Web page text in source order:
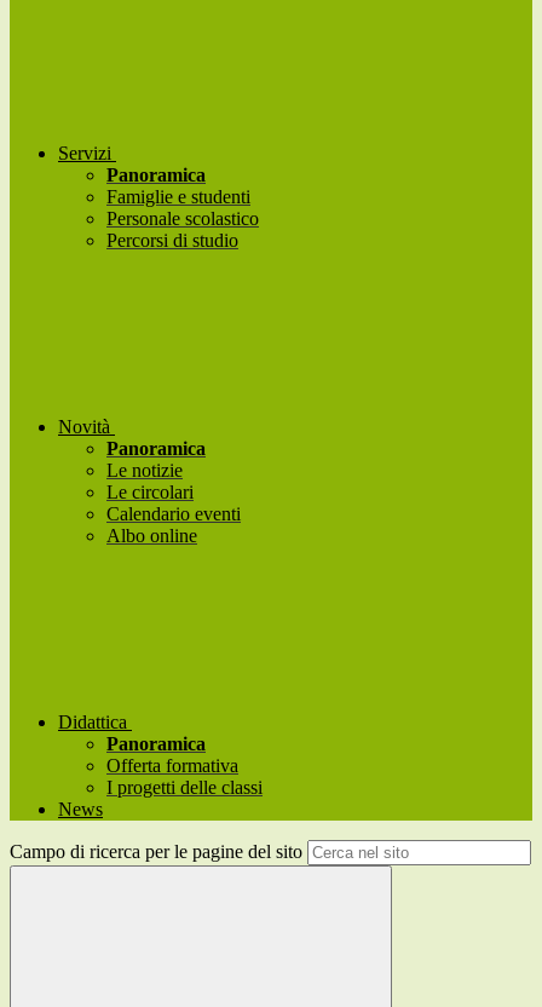
Servizi
Panoramica
Famiglie e studenti
Personale scolastico
Percorsi di studio
Novità
Panoramica
Le notizie
Le circolari
Calendario eventi
Albo online
Didattica
Panoramica
Offerta formativa
I progetti delle classi
News
Campo di ricerca per le pagine del sito